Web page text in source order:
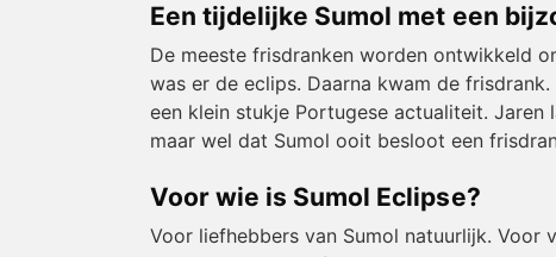
Een tijdelijke Sumol met een
De meeste frisdranken worden ontwikkeld
was er de eclips. Daarna kwam de
een klein stukje Portugese actualiteit. Jaren
maar wel dat Sumol ooit besloot een
Voor wie is Sumol Eclipse?
Voor liefhebbers van Sumol natuurlijk. Voor